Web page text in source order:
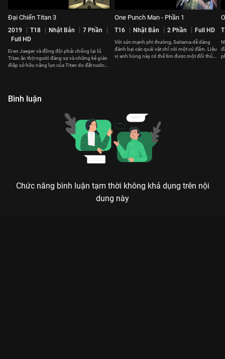
Đại Chiến Titan 3
2019 T18 Nhật Bản
7 Phần
Full HD
Eren Jaeger và đồng đội phải chống lại lũ
Titan ăn thịt người đáng sợ và những kẻ gián
điệp sở hữu năng lực của Titan do đất nước
One Punch Man - Phần 1
T16 Nhật Bản 2 Phần Full HD
Với sức mạnh phi thường, Saitama dễ dàng
đánh bại các quái vật chỉ với một cú đấm. Liệu
vị anh hùng này có thể tìm được một đối thủ
Bình luận
Chức năng bình luận tạm thời không khả dụng trên nội
dung này